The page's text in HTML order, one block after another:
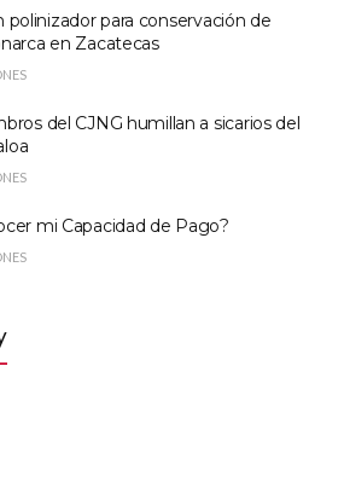
polinizador para conservación de
en Zacatecas
del CJNG humillan a sicarios del
mi Capacidad de Pago?